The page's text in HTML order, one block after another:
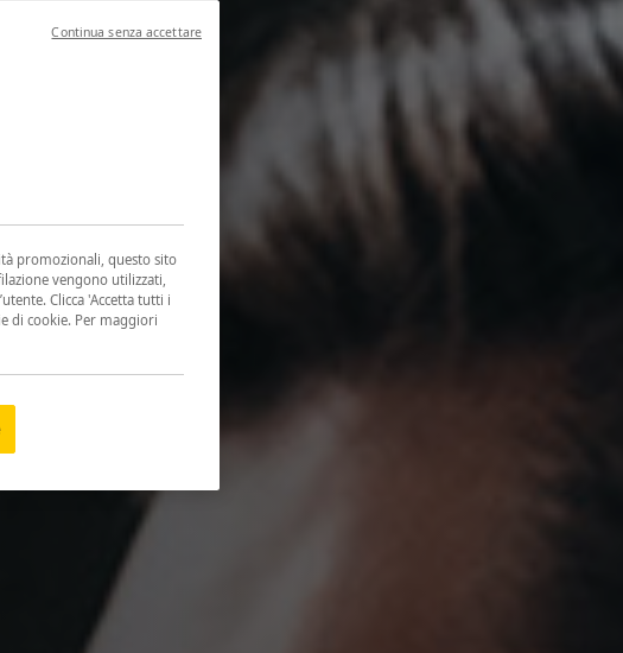
promozionali, questo sito
vengono utilizzati,
Clicca 'Accetta tutti i
di cookie. Per maggiori
Continua senza accettare